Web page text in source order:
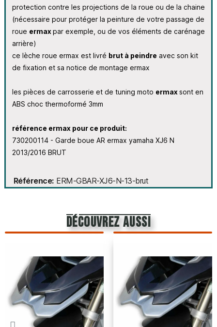
protection contre les projections de la roue ou de la chaine
(nécessaire pour protéger la peinture de votre passage de
roue ermax par exemple, ou de vos éléments de carénage
arrière)
ce lèche roue ermax est livré brut à peindre avec son kit
de fixation et sa notice de montage ermax
les pièces de carrosserie et de tuning moto ermax sont en
ABS choc thermoformé 3mm
référence ermax pour ce produit:
730200114 - Garde boue AR ermax yamaha XJ6 N
2013/2016 BRUT
Référence ERM-GBAR-XJ6-N-13-brut
découvrez aussi